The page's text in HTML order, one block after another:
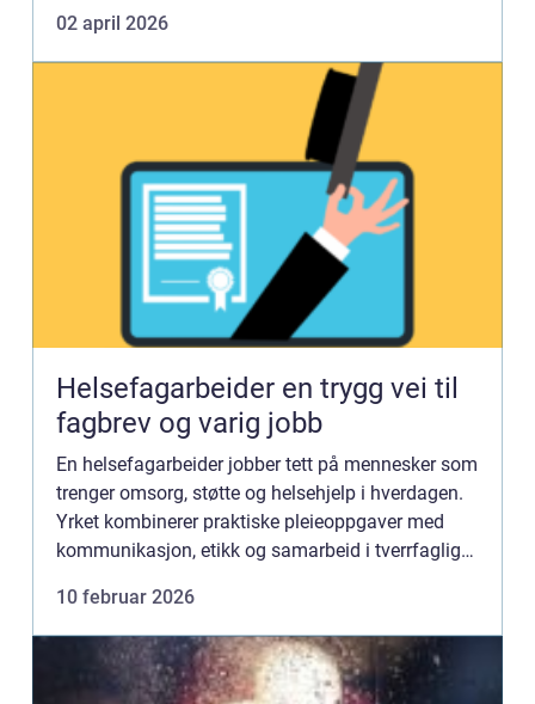
02 april 2026
Helsefagarbeider en trygg vei til
fagbrev og varig jobb
En helsefagarbeider jobber tett på mennesker som
trenger omsorg, støtte og helsehjelp i hverdagen.
Yrket kombinerer praktiske pleieoppgaver med
kommunikasjon, etikk og samarbeid i tverrfaglige
fordi den gir...
10 februar 2026